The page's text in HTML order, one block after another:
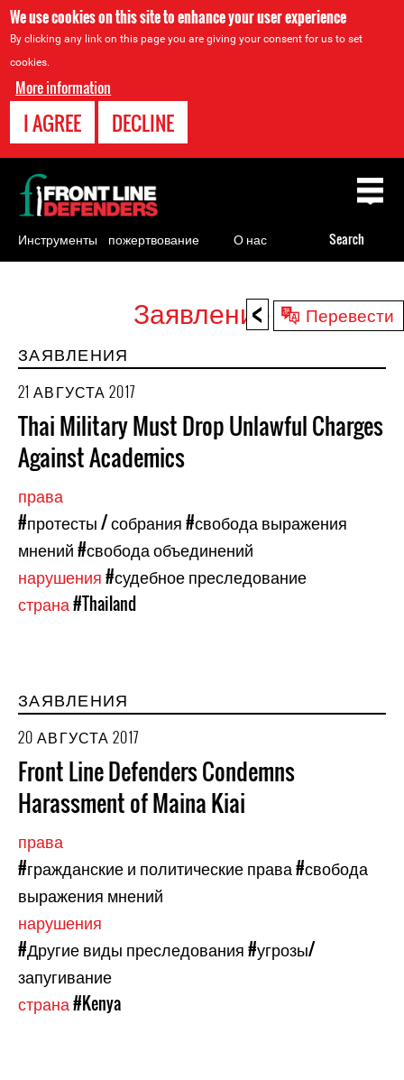
We use cookies on this site to enhance your user experience
By clicking any link on this page you are giving your consent for us to set
cookies.
More information
I AGREE DECLINE
< Перевести
top
Заявление
ЗАЯВЛЕНИЯ
21 АВГУСТА 2017
Thai Military Must Drop Unlawful Charges
Against Academics
права
#протесты / собрания#свобода выражения
мнений#свобода объединений
нарушения#судебное преследование
страна#Thailand
ЗАЯВЛЕНИЯ
20 АВГУСТА 2017
Front Line Defenders Condemns
Harassment of Maina Kiai
права
#гражданские и политические права#свобода
выражения мнений
нарушения
#Другие виды преследования#угрозы/
запугивание
страна#Kenya
Back
to
top
Инструменты
для
пожертвование О нас Search